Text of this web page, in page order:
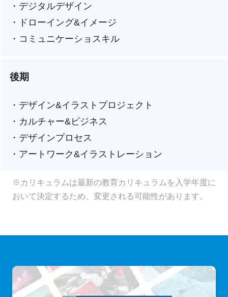
・デジタルデザイン
・ドローイング&イメージ
・コミュニケーショスキル
後期
・デザイン&イラストプロジェクト
・カルチャー&ビジネス
・デザインプロセス
・アートワーク&イラストレーション
※カリキュラムは最新の教育カリキュラムを入学年度に
おいて決定するため、変更される可能性があります。